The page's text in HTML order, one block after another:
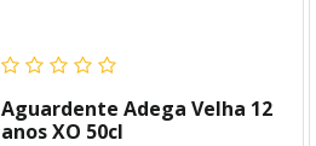
Aguardente Adega Velha 12
anos XO 50cl